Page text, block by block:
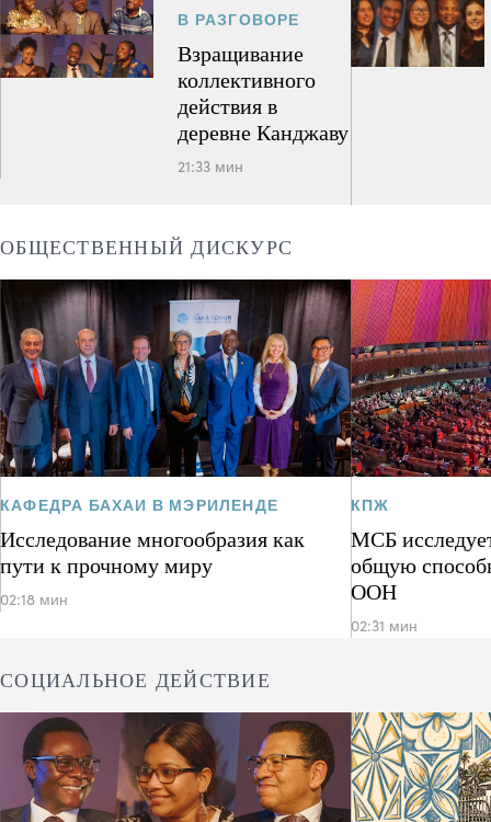
В РАЗГОВОРЕ
Взращивание
коллективного
действия в
деревне Канджаву
21:33 мин
ОБЩЕСТВЕННЫЙ ДИСКУРС
КАФЕДРА БАХАИ В МЭРИЛЕНДЕ
Исследование многообразия как
пути к прочному миру
02:18 мин
КПЖ
МСБ
общую
ООН
02:31 мин
СОЦИАЛЬНОЕ ДЕЙСТВИЕ